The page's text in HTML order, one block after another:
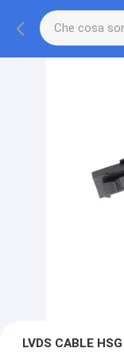
LVDS CABLE